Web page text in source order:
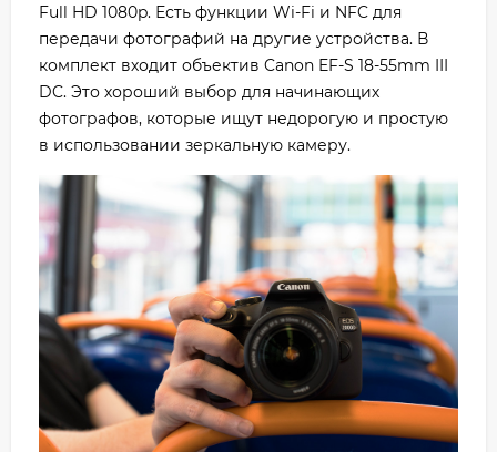
Full HD 1080p. Есть функции Wi-Fi и NFC для
передачи фотографий на другие устройства. В
комплект входит объектив Canon EF-S 18-55mm III
DC. Это хороший выбор для начинающих
фотографов, которые ищут недорогую и простую
в использовании зеркальную камеру.